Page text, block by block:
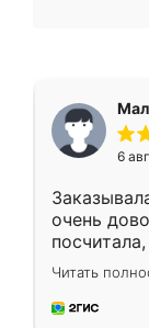
6
очень
Замерщик
делу со
за день,
Читать